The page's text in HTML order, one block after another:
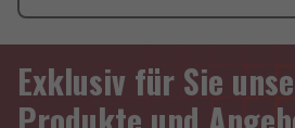
Exklusiv für Sie